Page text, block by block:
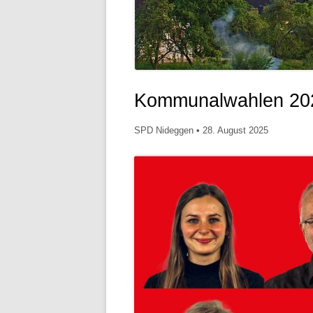
Kommunalwahlen
SPD Nideggen • 28. August 2025